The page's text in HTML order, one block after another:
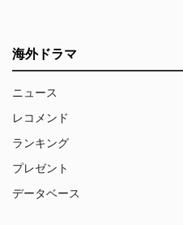
海外ドラマ
ニュース
レコメンド
ランキング
プレゼント
データベース